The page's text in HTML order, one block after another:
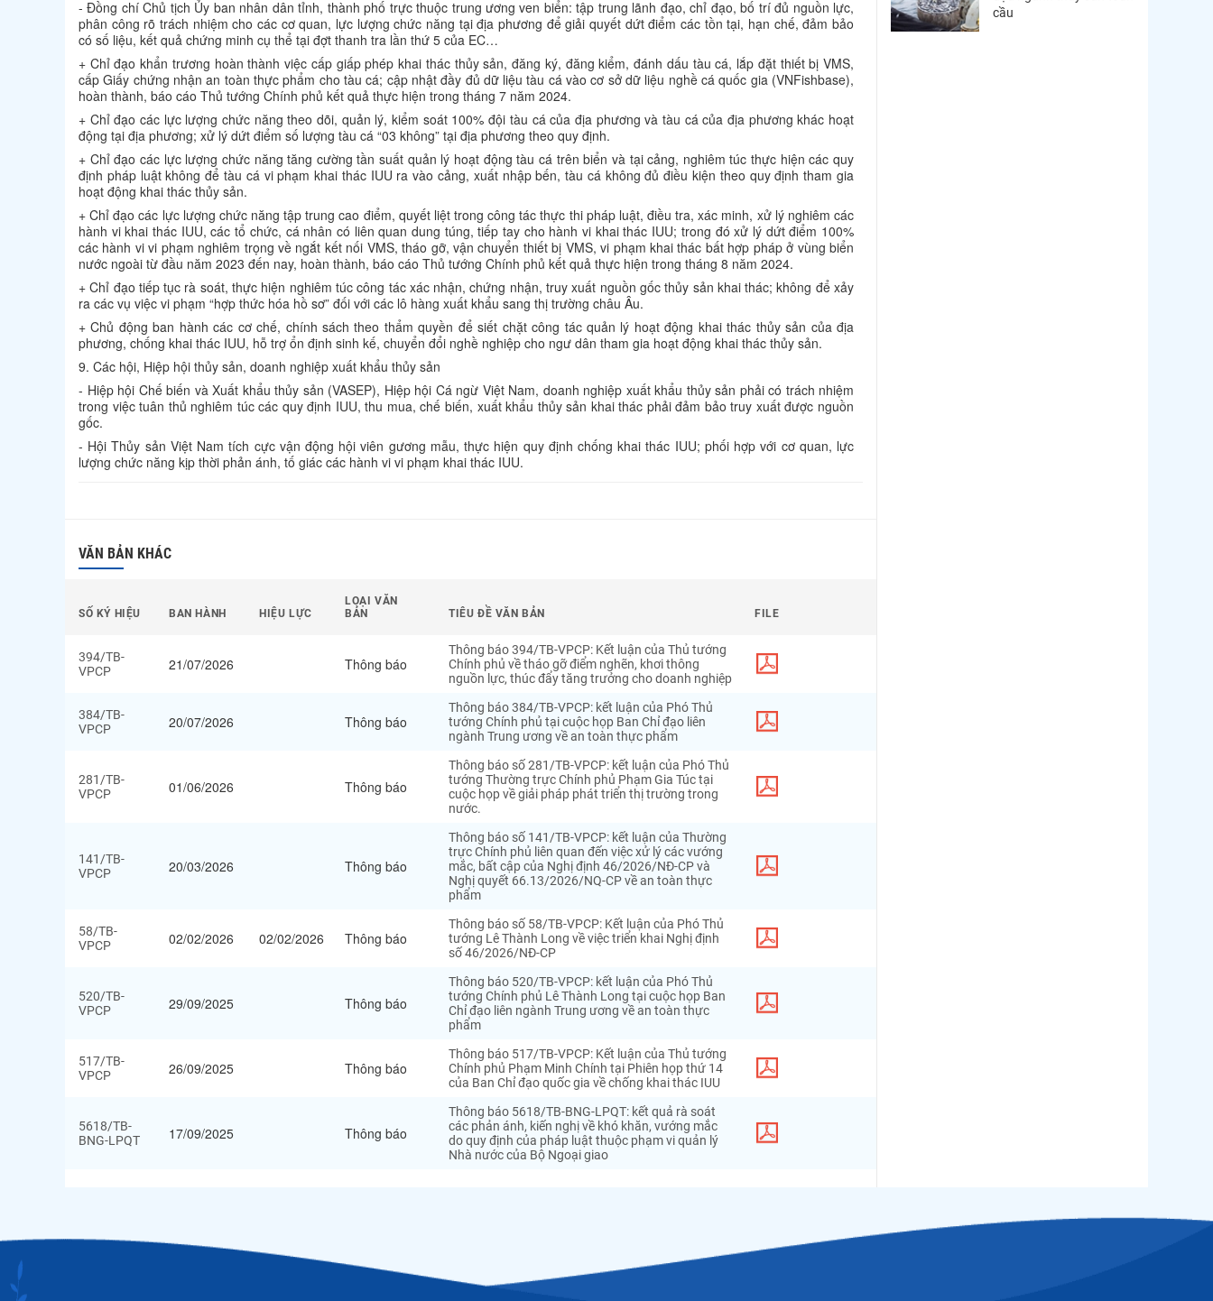
- Đồng chí Chủ tịch Ủy ban nhân dân tỉnh, thành phố trực thuộc trung ương ven biển: tập trung lãnh đạo, chỉ đạo, bố trí đủ nguồn lực,
phân công rõ trách nhiệm cho các cơ quan, lực lượng chức năng tại địa phương để giải quyết dứt điểm các tồn tại, hạn chế, đảm bảo
có số liệu, kết quả chứng minh cụ thể tại đợt thanh tra lần thứ 5 của EC…
+ Chỉ đạo khẩn trương hoàn thành việc cấp giấp phép khai thác thủy sản, đăng ký, đăng kiểm, đánh dấu tàu cá, lắp đặt thiết bị VMS,
cấp Giấy chứng nhận an toàn thực phẩm cho tàu cá; cập nhật đầy đủ dữ liệu tàu cá vào cơ sở dữ liệu nghề cá quốc gia (VNFishbase),
hoàn thành, báo cáo Thủ tướng Chính phủ kết quả thực hiện trong tháng 7 năm 2024.
+ Chỉ đạo các lực lượng chức năng theo dõi, quản lý, kiểm soát 100% đội tàu cá của địa phương và tàu cá của địa phương khác hoạt
động tại địa phương; xử lý dứt điểm số lượng tàu cá “03 không” tại địa phương theo quy định.
+ Chỉ đạo các lực lượng chức năng tăng cường tần suất quản lý hoạt động tàu cá trên biển và tại cảng, nghiêm túc thực hiện các quy
định pháp luật không để tàu cá vi phạm khai thác IUU ra vào cảng, xuất nhập bến, tàu cá không đủ điều kiện theo quy định tham gia
hoạt động khai thác thủy sản.
+ Chỉ đạo các lực lượng chức năng tập trung cao điểm, quyết liệt trong công tác thực thi pháp luật, điều tra, xác minh, xử lý nghiêm các
hành vi khai thác IUU, các tổ chức, cá nhân có liên quan dung túng, tiếp tay cho hành vi khai thác IUU; trong đó xử lý dứt điểm 100%
các hành vi vi phạm nghiêm trọng về ngắt kết nối VMS, tháo gỡ, vận chuyển thiết bị VMS, vi phạm khai thác bất hợp pháp ở vùng biển
nước ngoài từ đầu năm 2023 đến nay, hoàn thành, báo cáo Thủ tướng Chính phủ kết quả thực hiện trong tháng 8 năm 2024.
+ Chỉ đạo tiếp tục rà soát, thực hiện nghiêm túc công tác xác nhận, chứng nhận, truy xuất nguồn gốc thủy sản khai thác; không để xảy
ra các vụ việc vi phạm “hợp thức hóa hồ sơ” đối với các lô hàng xuất khẩu sang thị trường châu Âu.
+ Chủ động ban hành các cơ chế, chính sách theo thẩm quyền để siết chặt công tác quản lý hoạt động khai thác thủy sản của địa
phương, chống khai thác IUU, hỗ trợ ổn định sinh kế, chuyển đổi nghề nghiệp cho ngư dân tham gia hoạt động khai thác thủy sản.
9. Các hội, Hiệp hội thủy sản, doanh nghiệp xuất khẩu thủy sản
- Hiệp hội Chế biến và Xuất khẩu thủy sản (VASEP), Hiệp hội Cá ngừ Việt Nam, doanh nghiệp xuất khẩu thủy sản phải có trách nhiệm
trong việc tuân thủ nghiêm túc các quy định IUU, thu mua, chế biến, xuất khẩu thủy sản khai thác phải đảm bảo truy xuất được nguồn
gốc.
- Hội Thủy sản Việt Nam tích cực vận động hội viên gương mẫu, thực hiện quy định chống khai thác IUU; phối hợp với cơ quan, lực
lượng chức năng kịp thời phản ánh, tố giác các hành vi vi phạm khai thác IUU.
VĂN BẢN KHÁC
SỐ KÝ HIỆU BAN HÀNH HIỆU LỰC
LOẠI VĂN
BẢN
TIÊU ĐỀ VĂN BẢN FILE
394/TB-
VPCP
21/07/2026 Thông báo
Thông báo 394/TB-VPCP: Kết luận của Thủ tướng
Chính phủ về tháo gỡ điểm nghẽn, khơi thông
nguồn lực, thúc đẩy tăng trưởng cho doanh nghiệp
384/TB-
VPCP
20/07/2026 Thông báo
Thông báo 384/TB-VPCP: kết luận của Phó Thủ
tướng Chính phủ tại cuộc họp Ban Chỉ đạo liên
ngành Trung ương về an toàn thực phẩm
281/TB-
VPCP
01/06/2026 Thông báo
Thông báo số 281/TB-VPCP: kết luận của Phó Thủ
tướng Thường trực Chính phủ Phạm Gia Túc tại
cuộc họp về giải pháp phát triển thị trường trong
nước.
141/TB-
VPCP
20/03/2026 Thông báo
Thông báo số 141/TB-VPCP: kết luận của Thường
trực Chính phủ liên quan đến việc xử lý các vướng
mắc, bất cập của Nghị định 46/2026/NĐ-CP và
Nghị quyết 66.13/2026/NQ-CP về an toàn thực
phẩm
58/TB-
VPCP
02/02/2026 02/02/2026 Thông báo
Thông báo số 58/TB-VPCP: Kết luận của Phó Thủ
tướng Lê Thành Long về việc triển khai Nghị định
số 46/2026/NĐ-CP
520/TB-
VPCP
29/09/2025 Thông báo
Thông báo 520/TB-VPCP: kết luận của Phó Thủ
tướng Chính phủ Lê Thành Long tại cuộc họp Ban
Chỉ đạo liên ngành Trung ương về an toàn thực
phẩm
517/TB-
VPCP
26/09/2025 Thông báo
Thông báo 517/TB-VPCP: Kết luận của Thủ tướng
Chính phủ Phạm Minh Chính tại Phiên họp thứ 14
của Ban Chỉ đạo quốc gia về chống khai thác IUU
5618/TB-
BNG-LPQT
17/09/2025 Thông báo
Thông báo 5618/TB-BNG-LPQT: kết quả rà soát
các phản ánh, kiến nghị về khó khăn, vướng mắc
do quy định của pháp luật thuộc phạm vi quản lý
Nhà nước của Bộ Ngoại giao
Thị trường EU
cầu